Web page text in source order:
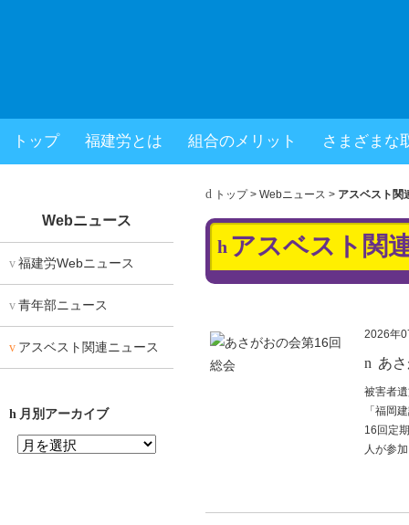
トップ 福建労とは 組合のメリット さまざまな
トップ> Webニュース > アスベスト関
アスベスト関
2026年
あ
被害者
「福岡
16回定
人が参
Webニュース
福建労Webニュース
青年部ニュース
アスベスト関連ニュース
月別アーカイブ